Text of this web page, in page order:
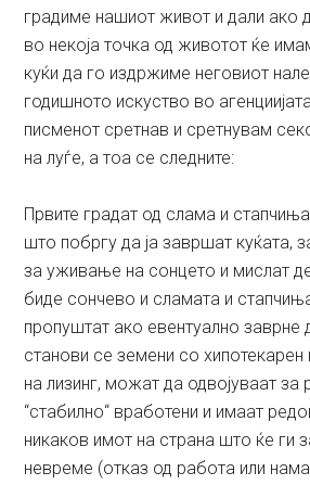
градиме нашиот живот и дали ако
во некоја точка од животот ќе
куќи да го издржиме неговиот
годишното искуство во
писменот сретнав и сретнувам
на луѓе, а тоа се следните:
Првите градат од слама и
што побргу да ја завршат куќата,
за уживање на сонцето и мислат
биде сончево и сламата и
пропуштат ако евентуално заврне
станови се земени со хипотекарен
на лизинг, можат да одвојуваат за
“стабилно“ вработени и имаат
никаков имот на страна што ќе ги
невреме (отказ од работа или